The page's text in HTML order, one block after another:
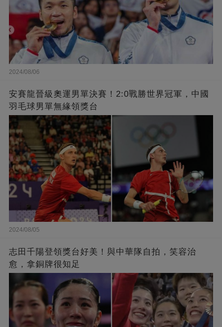
2024/08/06
安賽龍晉級奧運男單決賽！2:0戰勝世界冠軍，中國
羽毛球男單無緣領獎台
2024/08/05
志田千陽登領獎台好美！與中華隊自拍，笑容治
愈，拿銅牌很知足